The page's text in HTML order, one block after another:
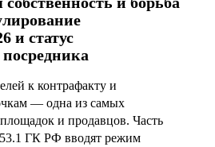
и статус
к контрафакту и
— одна из самых
и продавцов. Часть
ГК РФ вводят режим